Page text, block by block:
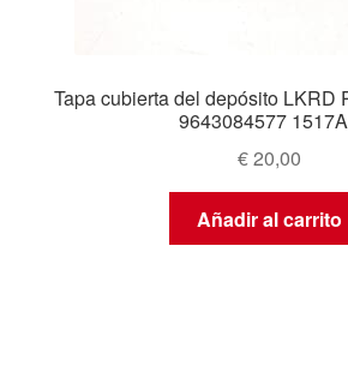
Tapa cubierta del depósito LKRD
9643084577
€20,00
Añadir al carrito